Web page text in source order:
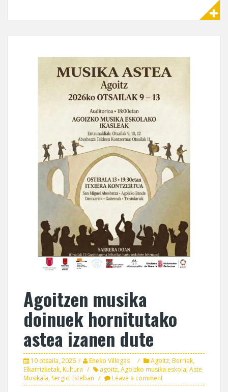
Agoitzen musika
doinuek hornitutako
astea izanen dute
10 otsaila, 2026 Eneko Villegas Agoitz,Berriak,
Elkarrizketak,Kultura agoitz,Agoizko musika eskola,Aste
Musikala, Sergio Esteban Leave a comment